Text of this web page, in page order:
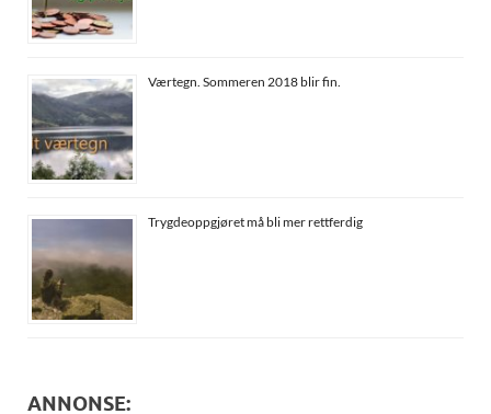
Værtegn. Sommeren 2018 blir fin.
Trygdeoppgjøret må bli mer rettferdig
ANNONSE: